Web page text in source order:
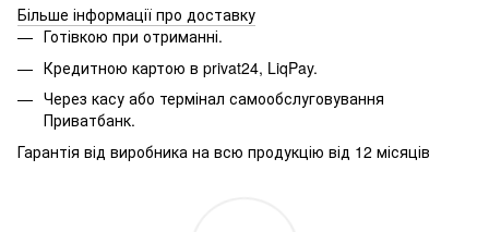
Більше інформації про доставку
Готівкою при отриманні.
Кредитною картою в privat24, LiqPay.
Через касу або термінал самообслуговування
Приватбанк.
Гарантія від виробника на всю продукцію від 12 місяців